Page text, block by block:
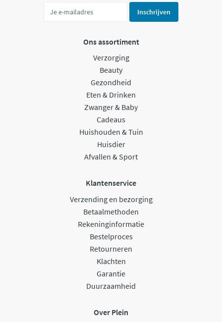
Inschrijven
Ons assortiment
Verzorging
Beauty
Gezondheid
Eten & Drinken
Zwanger & Baby
Cadeaus
Huishouden & Tuin
Huisdier
Afvallen & Sport
Klantenservice
Verzending en bezorging
Betaalmethoden
Rekeninginformatie
Bestelproces
Retourneren
Klachten
Garantie
Duurzaamheid
Over Plein